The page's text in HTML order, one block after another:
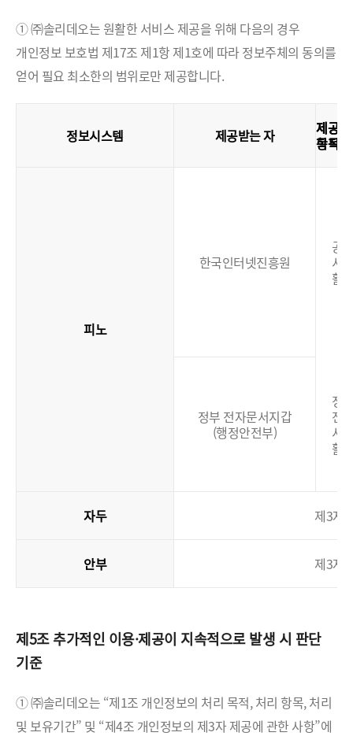
① ㈜솔리데오는 원활한 서비스 제공을 위해 다음의 경우
개인정보 보호법 제17조 제1항 제1호에 따라 정보주체의 동의를
얻어 필요 최소한의 범위로만 제공합니다.
정보시스템 제공받는 자
제공
목적
제공
항목
피노
한국인터넷진흥원
공
서
활
정부 전자문서지갑
(행정안전부)
정
전
서
활
자두 제3자
안부 제3자
제5조 추가적인 이용·제공이 지속적으로 발생 시 판단
기준
① ㈜솔리데오는 “제1조 개인정보의 처리 목적, 처리 항목, 처리
및 보유기간” 및 “제4조 개인정보의 제3자 제공에 관한 사항”에